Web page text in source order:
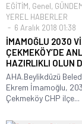
EĞİTİM, Genel,
YEREL HABERLER
6 Aralık 2018 01:38
İMAMOĞLU 2030
ÇEKMEKÖY’DE
HAZIRLIKLI OLUN
AHA.Beylikdüzü
Ekrem İmamoğlu,
Çekmeköy CHP ilçe...